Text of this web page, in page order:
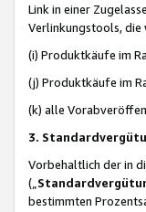
Link in einer
Verlinkungstools, die
(i) Produktkäufe im
(j) Produktkäufe im
(k) alle
3.
Vorbehaltlich der in
(„
bestimmten